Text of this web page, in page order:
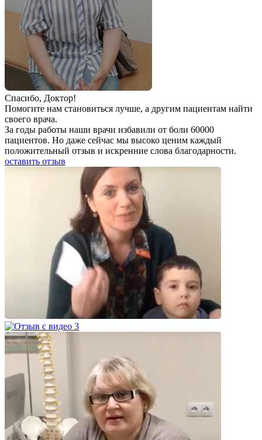
Спаcибо, Доктор!
Помогите нам становиться лучше, а другим пациентам найти
своего врача.
За годы работы наши врачи избавили от боли 60000
пациентов. Но даже сейчас мы высоко ценим каждый
положительный отзыв и искренние слова благодарности.
оставить отзыв